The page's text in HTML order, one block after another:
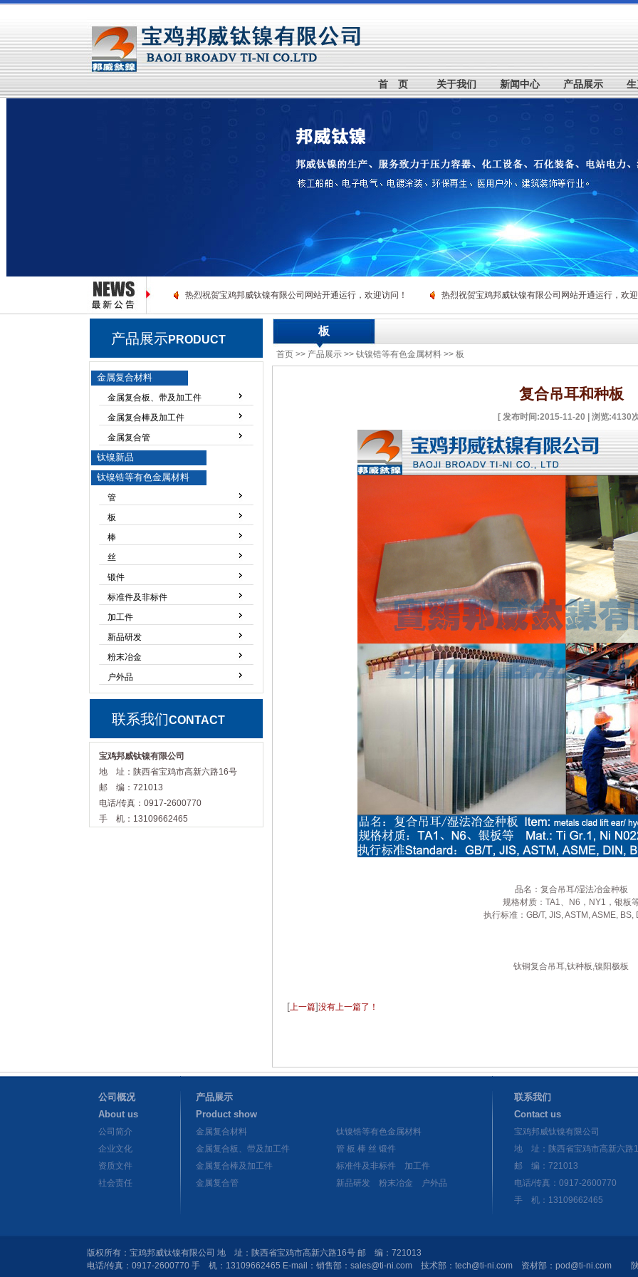
首 页 关于我们 新闻中心 产品展示
公司网站开通运行，欢迎访问！ 热烈祝贺宝鸡邦威钛镍有限公司网站开通运行，欢迎访问！ 热烈祝贺宝鸡邦威钛镍有限公司网站开通运行，欢迎访问
产品展示PRODUCT
金属复合材料
金属复合板、带及加工件
金属复合棒及加工件
金属复合管
钛镍新品
钛镍锆等有色金属材料
管
板
棒
丝
锻件
标准件及非标件
加工件
新品研发
粉末冶金
户外品
联系我们CONTACT
宝鸡邦威钛镍有限公司
地 址：陕西省宝鸡市高新六路16号
邮 编：721013
电话/传真：0917-2600770
手 机：13109662465
板
首页 >> 产品展示 >> 钛镍锆等有色金属材料 >> 板
复合吊耳和种板
[ 发布时间:2015-11-20 | 浏览:4130
品名：复合吊耳/湿法冶金种板
规格材质： TA1、 N6 ， NY1 ，银板
执行标准：GB/T, JIS, ASTM, ASME, BS,
钛铜复合吊耳,钛种板,镍阳极板
[上一篇]没有上一篇了！
公司概况
About us
公司简介
企业文化
资质文件
社会责任
产品展示
Product show
金属复合材料
钛镍锆等有色金属材料
金属复合板、带及加工件
管 板 棒 丝 锻件
金属复合棒及加工件
标准件及非标件 加工件
金属复合管
新品研发 粉末冶金 户外品
联系我们
Contact us
宝鸡邦威钛镍有限公司
地 址：陕西省宝鸡市高新六路
邮 编：721013
电话/传真：0917-2600770
手 机：13109662465
版权所有：宝鸡邦威钛镍有限公司 地 址：陕西省宝鸡市高新六路16号 邮 编：721013
电话/传真：0917-2600770 手 机：13109662465 E-mail：销售部：sales@ti-ni.com 技术部：tech@ti-ni.com 资材部：pod@ti-ni.com